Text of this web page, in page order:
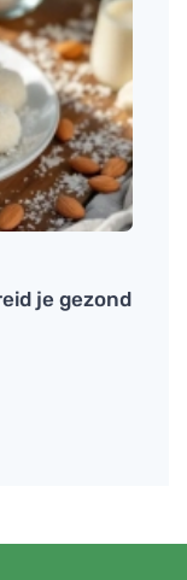
je gezond